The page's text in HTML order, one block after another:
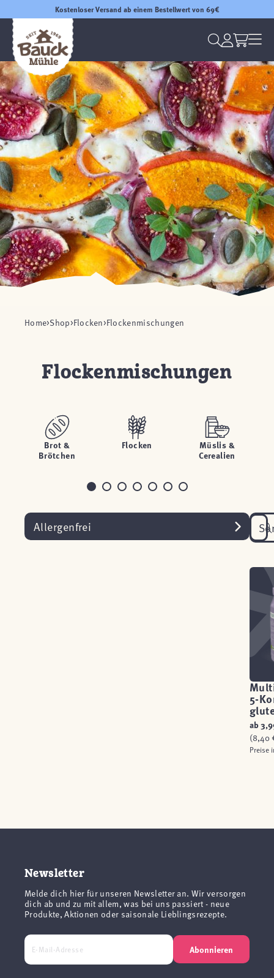
Kostenloser Versand ab einem Bestellwert von 69€
Home Shop Flocken Flockenmischungen
Flockenmischungen
Brot &
Brötchen
Flocken
Müslis &
Cerealien
5-
ab
(8,40
Preise
Allergenfrei
Newsletter
Melde dich hier für unseren Newsletter an. Wir versorgen
dich ab und zu mit allem, was bei uns passiert - neue
Produkte, Aktionen oder saisonale Lieblingsrezepte.
Abonnieren